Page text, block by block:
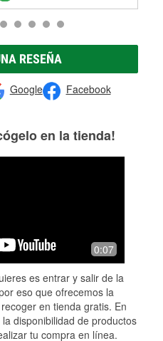
RESEÑA
Google Facebook
en la tienda!
0:07
es entrar y salir de la
eso que ofrecemos la
en tienda gratis. En
disponibilidad de productos
tu compra en línea.